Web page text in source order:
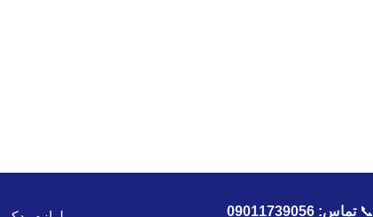
📞تماس: 09011739056